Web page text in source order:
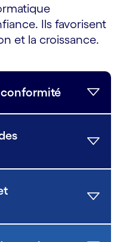
Ils favorisent
et la croissance.
conformité